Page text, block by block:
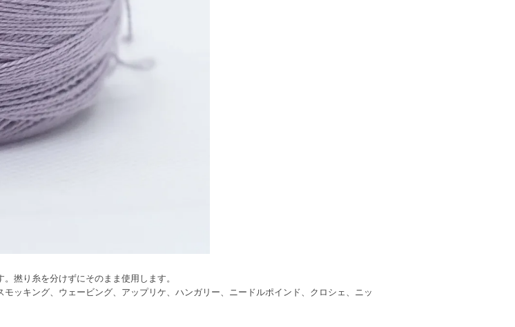
撚り糸を分けずにそのまま使用します。
ッキング、ウェービング、アップリケ、ハンガリー、ニードルポインド、クロシェ、ニッ